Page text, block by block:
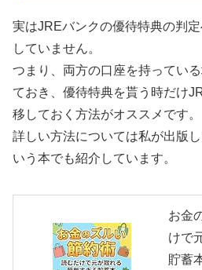
実はJREバンクの優待特典の判
していません。
つまり、両方の口座を持ってい
ておき、優待特典を貰う時だけ
移しておく方法がオススメです。
詳しい方法については私が出版
いう本でも紹介しています。
お金
けで
貯蓄